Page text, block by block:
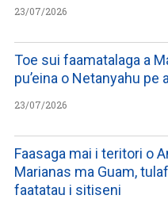
23/07/2026
Toe sui faamatalaga a
pu’eina o Netanyahu pe
23/07/2026
Faasaga mai i teritori o
Marianas ma Guam,
faatatau i sitiseni